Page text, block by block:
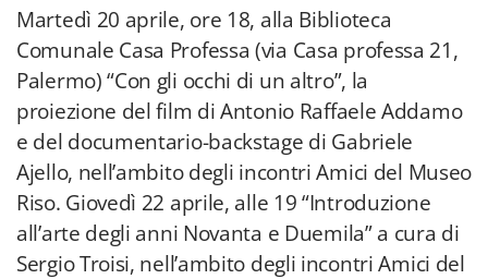
Martedì 20 aprile, ore 18, alla Biblioteca
Comunale Casa Professa (via Casa professa 21,
Palermo) “Con gli occhi di un altro”, la
proiezione del film di Antonio Raffaele Addamo
e del documentario-backstage di Gabriele
Ajello, nell’ambito degli incontri Amici del Museo
Riso. Giovedì 22 aprile, alle 19 “Introduzione
all’arte degli anni Novanta e Duemila” a cura di
Sergio Troisi, nell’ambito degli incontri Amici del